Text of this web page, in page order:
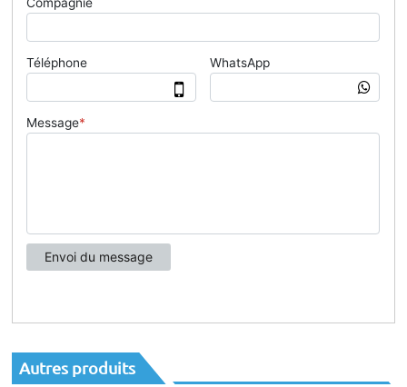
Autres produits